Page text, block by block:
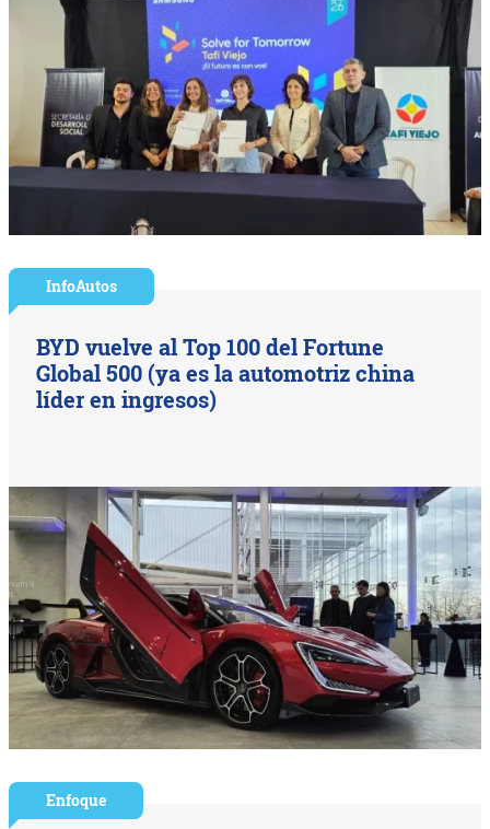
InfoAutos
BYD vuelve al Top 100 del Fortune
Global 500 (ya es la automotriz china
líder en ingresos)
Enfoque